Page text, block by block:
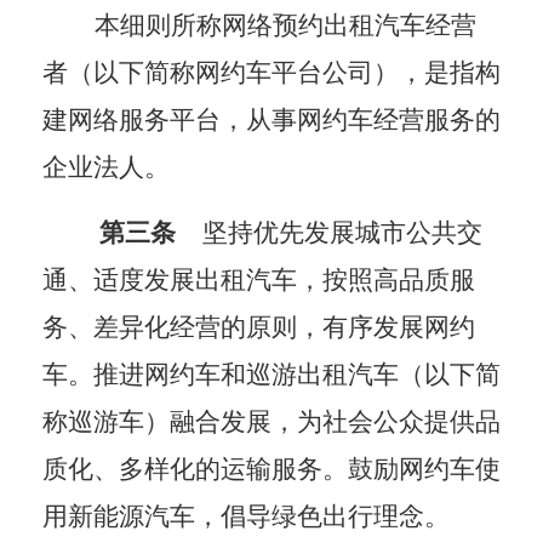
本细则所称网络预约出租汽车经营
者（以下简称网约车平台公司），是指构
建网络服务平台，从事网约车经营服务的
企业法人。
第三条
坚持优先发展城市公共交
通、适度发展出租汽车，按照高品质服
务、差异化经营的原则，有序发展网约
车。推进网约车和巡游出租汽车（以下简
称巡游车）融合发展，为社会公众提供品
质化、多样化的运输服务。鼓励网约车使
用新能源汽车，倡导绿色出行理念。